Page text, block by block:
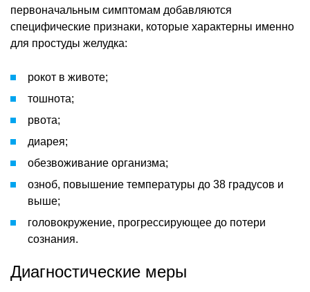
первоначальным симптомам добавляются
специфические признаки, которые характерны именно
для простуды желудка:
рокот в животе;
тошнота;
рвота;
диарея;
обезвоживание организма;
озноб, повышение температуры до 38 градусов и
выше;
головокружение, прогрессирующее до потери
сознания.
Диагностические меры